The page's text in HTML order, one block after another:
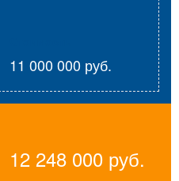
11 000 000 руб.
12 248 000 руб.